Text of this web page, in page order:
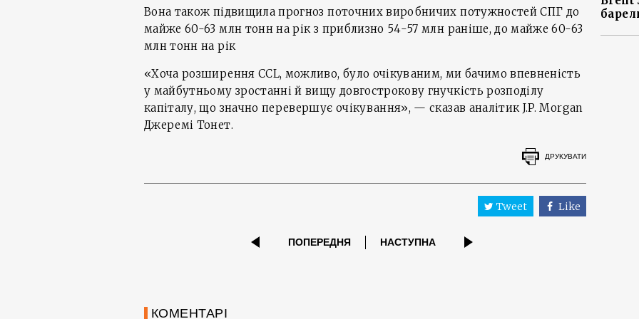
Вона також підвищила прогноз поточних виробничих потужностей CПГ до
майже 60-63 млн тонн на рік з приблизно 54-57 млн раніше, до майже 60-63
млн тонн на рік
«Хоча розширення CCL, можливо, було очікуваним, ми бачимо впевненість
у майбутньому зростанні й вищу довгострокову гнучкість розподілу
капіталу, що значно перевершує очікування», — сказав аналітик J.P. Morgan
Джеремі Тонет.
ДРУКУВАТИ
Tweet Like
ПОПЕРЕДНЯ НАСТУПНА
КОМЕНТАРІ